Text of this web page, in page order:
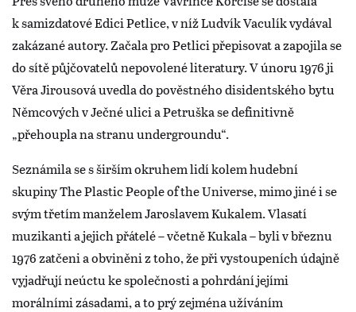
k samizdatové Edici Petlice, v níž Ludvík Vaculík vydával
zakázané autory. Začala pro Petlici přepisovat a zapojila se
do sítě půjčovatelů nepovolené literatury. V únoru 1976 ji
Věra Jirousová uvedla do pověstného disidentského bytu
Němcových v Ječné ulici a Petruška se definitivně
„přehoupla na stranu undergroundu“.
Seznámila se s širším okruhem lidí kolem hudební
skupiny The Plastic People of the Universe, mimo jiné i se
svým třetím manželem Jaroslavem Kukalem. Vlasatí
muzikanti a jejich přátelé – včetně Kukala – byli v březnu
1976 zatčeni a obviněni z toho, že při vystoupeních údajně
vyjadřují neúctu ke společnosti a pohrdání jejími
morálními zásadami, a to prý zejména užíváním